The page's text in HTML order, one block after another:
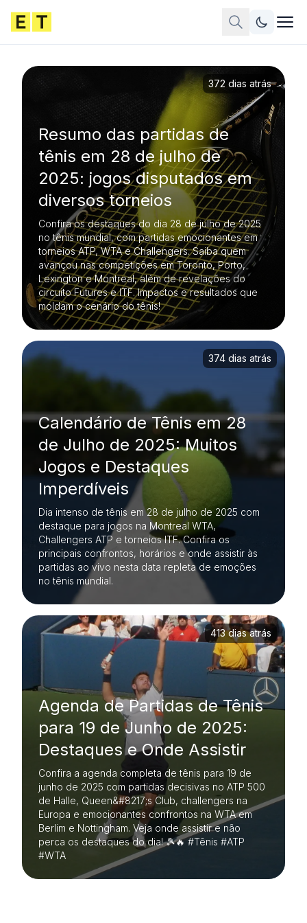
Resumo das partidas de
tênis em 28 de julho de
2025: jogos disputados em
diversos torneios
Confira os destaques do dia 28 de julho de 2025
no tênis mundial, com partidas emocionantes em
torneios ATP, WTA e Challengers. Saiba quem
avançou nas competições em Toronto, Porto,
Lexington e Montreal, além de revelações do
circuito Futures e ITF. Impactos e resultados que
moldam o cenário do tênis!
372 dias atrás
Calendário de Tênis em 28
de Julho de 2025: Muitos
Jogos e Destaques
Imperdíveis
Dia intenso de tênis em 28 de julho de 2025 com
destaque para jogos na Montreal WTA,
Challengers ATP e torneios ITF. Confira os
principais confrontos, horários e onde assistir às
partidas ao vivo nesta data repleta de emoções
no tênis mundial.
374 dias atrás
Agenda de Partidas de Tênis
para 19 de Junho de 2025:
Destaques e Onde Assistir
Confira a agenda completa de tênis para 19 de
junho de 2025 com partidas decisivas no ATP 500
de Halle, Queen&#8217;s Club, challengers na
Europa e emocionantes confrontos na WTA em
Berlim e Nottingham. Veja onde assistir e não
perca os destaques do dia! 🎾🔥 #Tênis #ATP
#WTA
413 dias atrás